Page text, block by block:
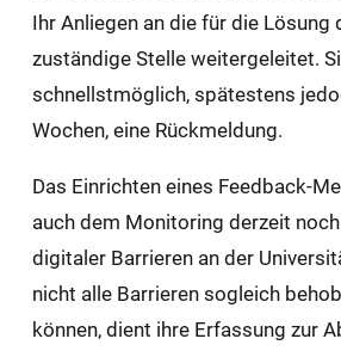
Ihr Anliegen an die für die Lösung
zuständige Stelle weitergeleitet.
schnellstmöglich, spätestens
Wochen, eine Rückmeldung.
Das Einrichten eines Feedback-
auch dem Monitoring derzeit
digitaler Barrieren an der
nicht alle Barrieren sogleich
können, dient ihre Erfassung zur